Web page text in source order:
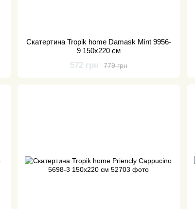
Скатертина Tropik home Damask Mint 9956-
9 150x220 см
779 грн
572 грн